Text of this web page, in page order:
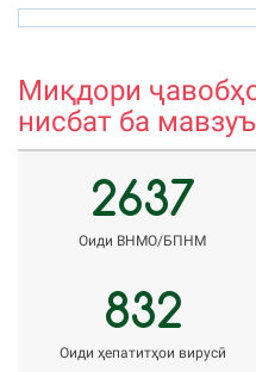
Миқдори
нисбат ба
2637
Оиди ВНМО/БПНМ
832
Оиди ҳепатитҳои вирусӣ